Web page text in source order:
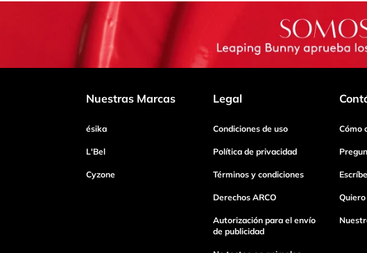
Nuestras Marcas
ésika
L'Bel
Cyzone
Legal
Condiciones de uso
Política de privacidad
Términos y condiciones
Derechos ARCO
Autorización para el envío
de publicidad
Cómo